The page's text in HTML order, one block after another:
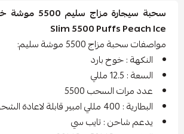
Slim 5500 Puffs Peach
سحبة مزاج 5500 موشة سليم:
النكهة : خوخ بارد
السعة : 12.5 مللي
عدد مرات السحب 5500
البطارية : 400 مللي امبير قابلة لاعادة الشحن
يدعم شاحن : تايب سي